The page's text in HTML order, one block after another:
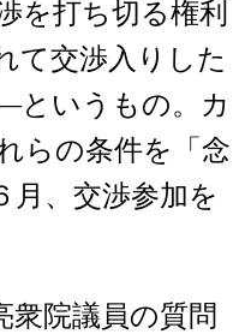
を打ち切る権利
て交渉入りした
というもの。カ
らの条件を「念
月、交渉参加を
院議員の質問